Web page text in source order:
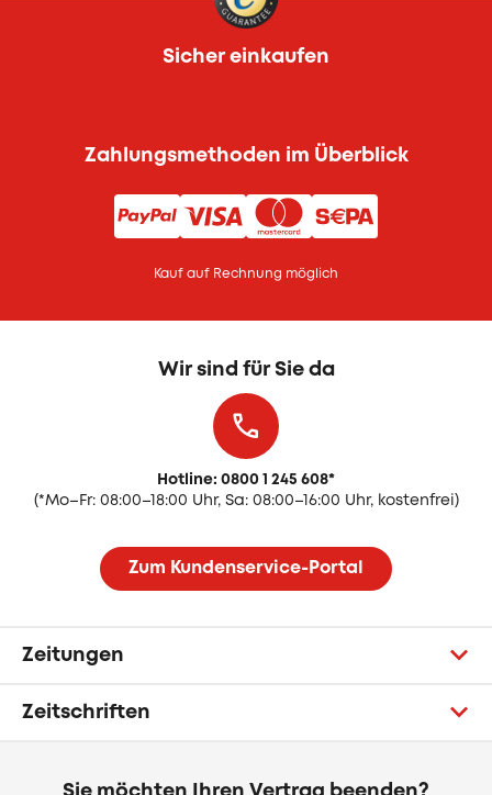
Zahlungsmethoden im Überblick
Kauf auf Rechnung möglich
Sicher einkaufen
Wir sind für Sie da
Hotline: 0800 1 245 608*
(*Mo–Fr: 08:00–18:00 Uhr, Sa: 08:00–16:00 Uhr, kostenfrei)
Zum Kundenservice-Portal
Zeitungen
Zeitschriften